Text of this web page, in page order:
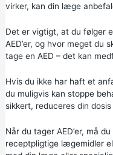
virker, kan din læge
Det er vigtigt, at du følger
AED’er, og hvor meget du
tage en AED – det kan
Hvis du ikke har haft et
du muligvis kan stoppe
sikkert, reduceres din
Når du tager AED’er, må
receptpligtige lægemidler